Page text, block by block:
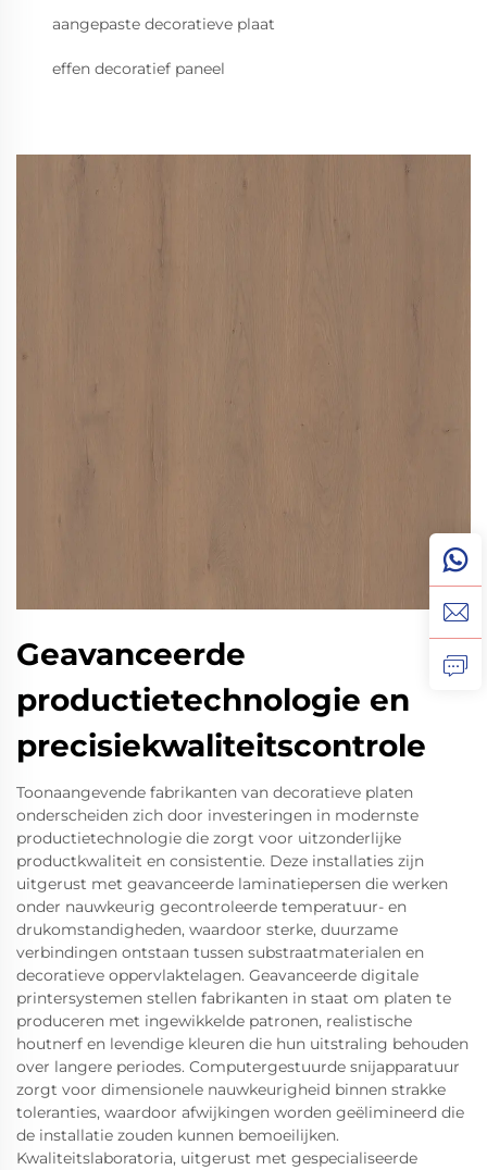
aangepaste decoratieve plaat
effen decoratief paneel
Geavanceerde
productietechnologie en
precisiekwaliteitscontrole
Toonaangevende fabrikanten van decoratieve platen
onderscheiden zich door investeringen in modernste
productietechnologie die zorgt voor uitzonderlijke
productkwaliteit en consistentie. Deze installaties zijn
uitgerust met geavanceerde laminatiepersen die werken
onder nauwkeurig gecontroleerde temperatuur- en
drukomstandigheden, waardoor sterke, duurzame
verbindingen ontstaan tussen substraatmaterialen en
decoratieve oppervlaktelagen. Geavanceerde digitale
printersystemen stellen fabrikanten in staat om platen te
produceren met ingewikkelde patronen, realistische
houtnerf en levendige kleuren die hun uitstraling behouden
over langere periodes. Computergestuurde snijapparatuur
zorgt voor dimensionele nauwkeurigheid binnen strakke
toleranties, waardoor afwijkingen worden geëlimineerd die
de installatie zouden kunnen bemoeilijken.
Kwaliteitslaboratoria, uitgerust met gespecialiseerde